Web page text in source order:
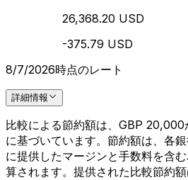
26,368.20 USD
-375.79 USD
8/7/2026時点のレート
詳細情報
比較による節約額は、GBP
に基づいています。節約額は、各
に提供したマージンと手数料を含
算されます。提供された比較節約